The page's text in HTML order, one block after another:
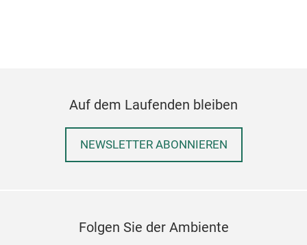
Auf dem Laufenden bleiben
NEWSLETTER ABONNIEREN
Folgen Sie der Ambiente